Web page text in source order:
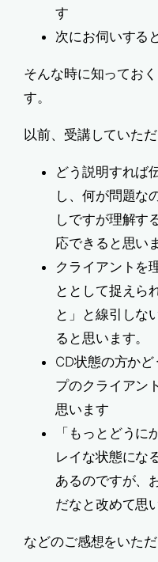
す
次にお伺いする
そんな時に知ってお
す。
以前、受講していた
どう説明すれば
し、何が問題な
しですが理解す
応できると思い
クライアントを
ととして捉えら
と」と線引しな
ると思います。
CD状態の方か
プのクライアン
思います
「もっとどうに
レイな状態にな
あるのですが、
だなと改めて思
などのご感想をいただ